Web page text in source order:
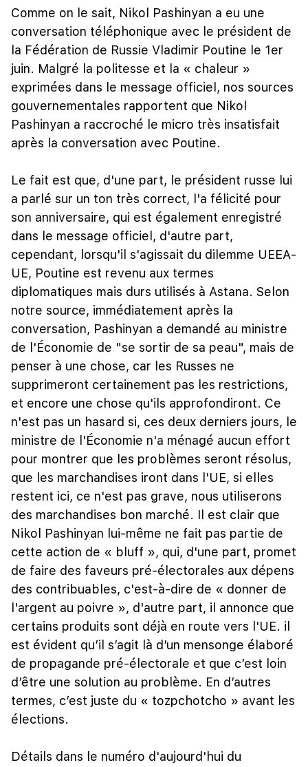
Comme on le sait, Nikol Pashinyan a eu une
conversation téléphonique avec le président de
la Fédération de Russie Vladimir Poutine le 1er
juin. Malgré la politesse et la « chaleur »
exprimées dans le message officiel, nos sources
gouvernementales rapportent que Nikol
Pashinyan a raccroché le micro très insatisfait
après la conversation avec Poutine.
Le fait est que, d'une part, le président russe lui
a parlé sur un ton très correct, l'a félicité pour
son anniversaire, qui est également enregistré
dans le message officiel, d'autre part,
cependant, lorsqu'il s'agissait du dilemme UEEA-
UE, Poutine est revenu aux termes
diplomatiques mais durs utilisés à Astana. Selon
notre source, immédiatement après la
conversation, Pashinyan a demandé au ministre
de l'Économie de "se sortir de sa peau", mais de
penser à une chose, car les Russes ne
supprimeront certainement pas les restrictions,
et encore une chose qu'ils approfondiront. Ce
n'est pas un hasard si, ces deux derniers jours, le
ministre de l'Économie n'a ménagé aucun effort
pour montrer que les problèmes seront résolus,
que les marchandises iront dans l'UE, si elles
restent ici, ce n'est pas grave, nous utiliserons
des marchandises bon marché. Il est clair que
Nikol Pashinyan lui-même ne fait pas partie de
cette action de « bluff », qui, d'une part, promet
de faire des faveurs pré-électorales aux dépens
des contribuables, c'est-à-dire de « donner de
l'argent au poivre », d'autre part, il annonce que
certains produits sont déjà en route vers l'UE. il
est évident qu’il s’agit là d’un mensonge élaboré
de propagande pré-électorale et que c’est loin
d’être une solution au problème. En d’autres
termes, c’est juste du « tozpchotcho » avant les
élections.
Détails dans le numéro d'aujourd'hui du